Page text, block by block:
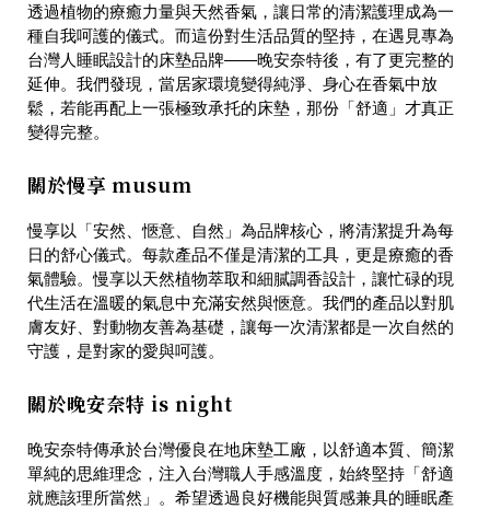
透過植物的療癒力量與天然香氣，讓日常的清潔護理成為一
種自我呵護的儀式。而這份對生活品質的堅持，在遇見專為
台灣人睡眠設計的床墊品牌——晚安奈特後，有了更完整的
延伸。我們發現，當居家環境變得純淨、身心在香氣中放
鬆，若能再配上一張極致承托的床墊，那份「舒適」才真正
變得完整。
關於慢享 musum
慢享以「安然、愜意、自然」為品牌核心，將清潔提升為每
日的舒心儀式。每款產品不僅是清潔的工具，更是療癒的香
氣體驗。慢享以天然植物萃取和細膩調香設計，讓忙碌的現
代生活在溫暖的氣息中充滿安然與愜意。我們的產品以對肌
膚友好、對動物友善為基礎，讓每一次清潔都是一次自然的
守護，是對家的愛與呵護。
關於晚安奈特 is night
晚安奈特傳承於台灣優良在地床墊工廠，以舒適本質、簡潔
單純的思維理念，注入台灣職人手感溫度，始終堅持「舒適
就應該理所當然」。希望透過良好機能與質感兼具的睡眠產